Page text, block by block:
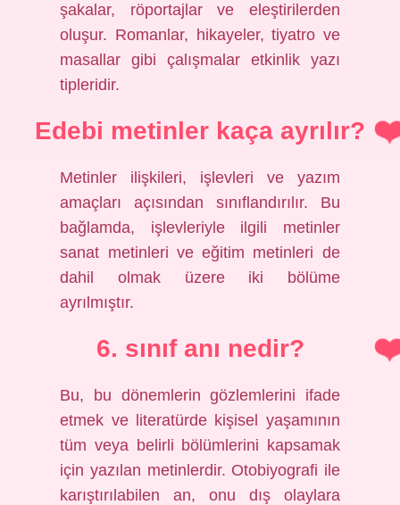
şakalar, röportajlar ve eleştirilerden
oluşur. Romanlar, hikayeler, tiyatro ve
masallar gibi çalışmalar etkinlik yazı
tipleridir.
Edebi metinler kaça ayrılır?
Metinler ilişkileri, işlevleri ve yazım
amaçları açısından sınıflandırılır. Bu
bağlamda, işlevleriyle ilgili metinler
sanat metinleri ve eğitim metinleri de
dahil olmak üzere iki bölüme
ayrılmıştır.
6. sınıf anı nedir?
Bu, bu dönemlerin gözlemlerini ifade
etmek ve literatürde kişisel yaşamının
tüm veya belirli bölümlerini kapsamak
için yazılan metinlerdir. Otobiyografi ile
karıştırılabilen an, onu dış olaylara